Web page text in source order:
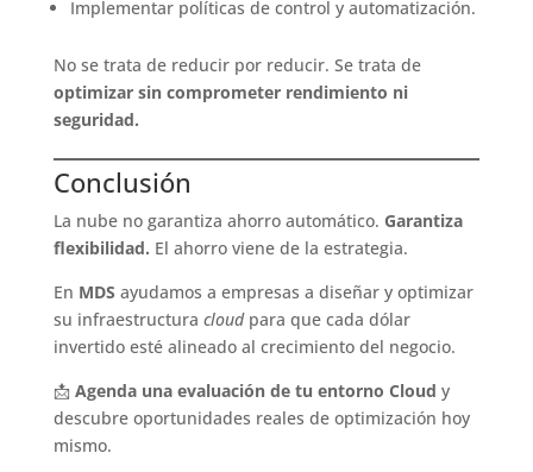
Implementar políticas de control y automatización.
No se trata de reducir por reducir. Se trata de
optimizar sin comprometer rendimiento ni
seguridad.
Conclusión
La nube no garantiza ahorro automático. Garantiza
flexibilidad. El ahorro viene de la estrategia.
En MDS ayudamos a empresas a diseñar y optimizar
su infraestructura cloudpara que cada dólar
invertido esté alineado al crecimiento del negocio.
📩 Agenda una evaluación de tu entorno Cloud y
descubre oportunidades reales de optimización hoy
mismo.